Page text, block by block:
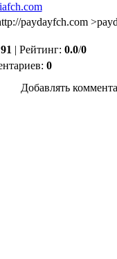
paydayfch.com
91| Рейтинг: 0.0/0
: 0
Добавлять